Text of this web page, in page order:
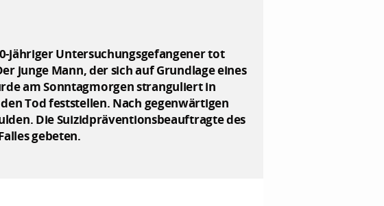
jähriger Untersuchungsgefangener tot
junge Mann, der sich auf Grundlage eines
am Sonntagmorgen stranguliert in
Tod feststellen. Nach gegenwärtigen
Die Suizidpräventionsbeauftragte des
gebeten.